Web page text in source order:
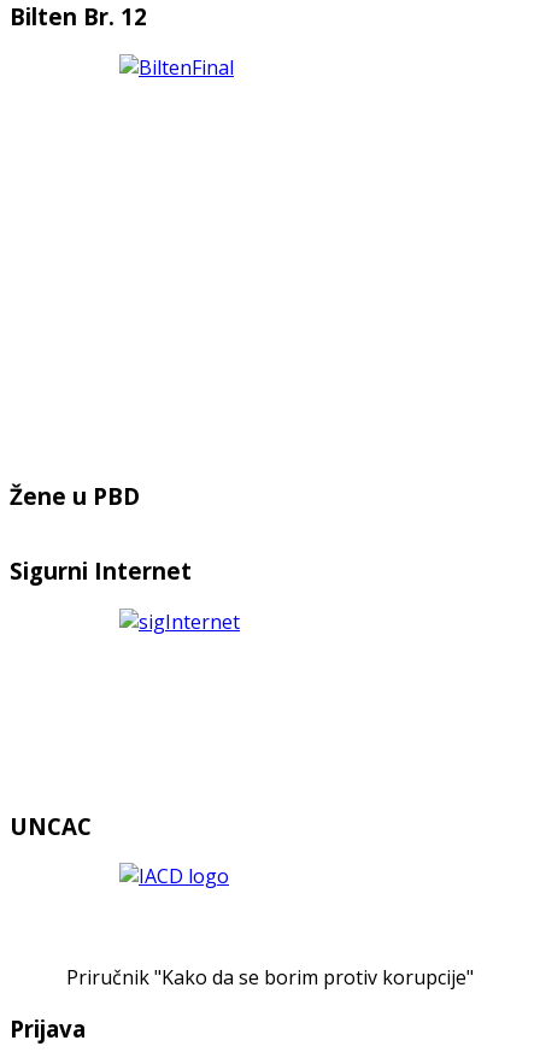
Bilten Br. 12
Žene u PBD
Sigurni Internet
UNCAC
Priručnik "Kako da se borim protiv korupcije"
Prijava